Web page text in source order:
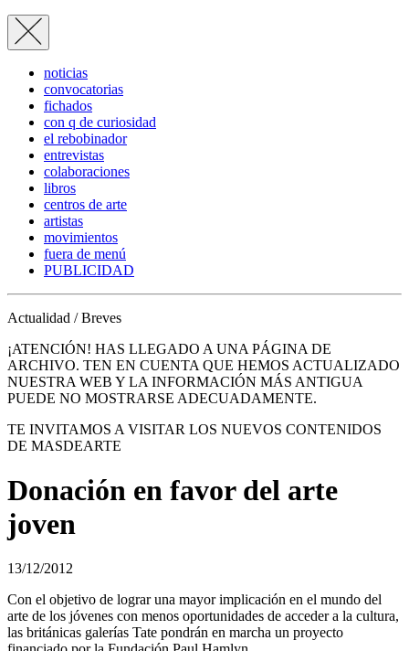
noticias
convocatorias
fichados
con q de curiosidad
el rebobinador
entrevistas
colaboraciones
libros
centros de arte
artistas
movimientos
fuera de menú
PUBLICIDAD
Actualidad / Breves
¡ATENCIÓN! HAS LLEGADO A UNA PÁGINA DE
ARCHIVO. TEN EN CUENTA QUE HEMOS ACTUALIZADO
NUESTRA WEB Y LA INFORMACIÓN MÁS ANTIGUA
PUEDE NO MOSTRARSE ADECUADAMENTE.
TE INVITAMOS A VISITAR LOS NUEVOS CONTENIDOS
DE MASDEARTE
Donación en favor del arte
joven
13/12/2012
Con el objetivo de lograr una mayor implicación en el mundo del
arte de los jóvenes con menos oportunidades de acceder a la cultura,
las británicas galerías Tate pondrán en marcha un proyecto